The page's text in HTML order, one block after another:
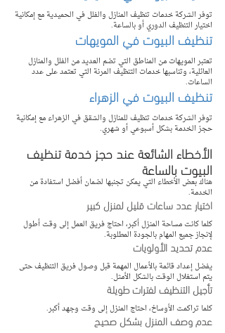
توفر الشركة خدمات تنظيف المنازل والفلل في الحميدية مع إمكانية
اختيار التنظيف الدوري أو بالساعة.
تنظيف البيوت في المويهات
تعتبر المويهات من المناطق التي تضم العديد من الفلل والمنازل
العائلية، وتناسبها خدمات التنظيف المرنة التي تعتمد على عدد
الساعات.
تنظيف البيوت في الزهراء
توفر الشركة خدمات تنظيف للمنازل والشقق في الزهراء مع إمكانية
حجز الخدمة بشكل أسبوعي أو شهري.
الأخطاء الشائعة عند حجز خدمة تنظيف
البيوت بالساعة
هناك بعض الأخطاء التي يمكن تجنبها لضمان أفضل استفادة من
الخدمة.
اختيار عدد ساعات قليل لمنزل كبير
كلما كانت مساحة المنزل أكبر، احتاج فريق العمل إلى وقت أطول
لإنجاز جميع المهام بالجودة المطلوبة.
عدم تحديد الأولويات
يفضل إعداد قائمة بالأعمال المهمة قبل وصول فريق التنظيف حتى
يتم استغلال الوقت بالشكل الأمثل.
تأجيل التنظيف لفترات طويلة
كلما تراكمت الأوساخ، احتاج المنزل إلى وقت وجهد أكبر.
عدم وصف المنزل بشكل صحيح